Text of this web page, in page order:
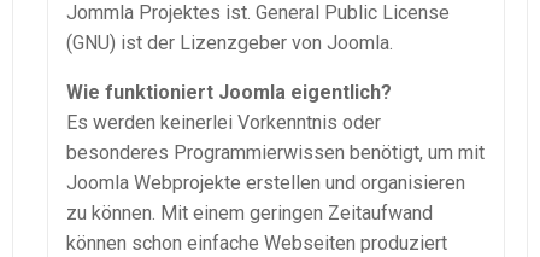
Jommla Projektes ist. General Public License
(GNU) ist der Lizenzgeber von Joomla.
Wie funktioniert Joomla eigentlich?
Es werden keinerlei Vorkenntnis oder
besonderes Programmierwissen benötigt, um mit
Joomla Webprojekte erstellen und organisieren
zu können. Mit einem geringen Zeitaufwand
können schon einfache Webseiten produziert